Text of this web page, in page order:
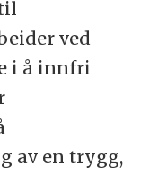
ved
i å innfri
av en trygg,